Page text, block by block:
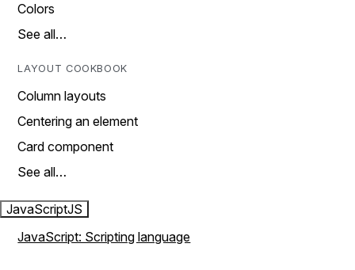
Colors
See all…
LAYOUT COOKBOOK
Column layouts
Centering an element
Card component
See all…
JavaScriptJS
JavaScript: Scripting language